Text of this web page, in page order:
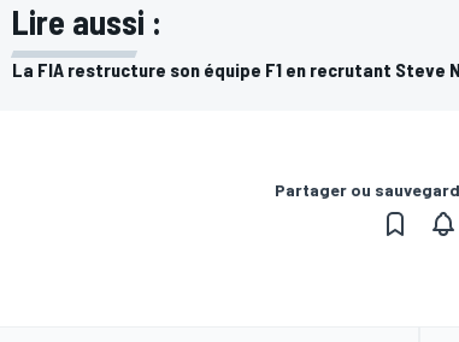
Lire aussi :
La FIA restructure son équipe F1 en recrutant Steve
Partager ou